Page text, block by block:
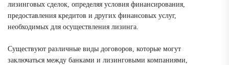
лизинговых сделок, определяя условия финансирования,
предоставления кредитов и других финансовых услуг,
необходимых для осуществления лизинга.
Существуют различные виды договоров, которые могут
заключаться между банками и лизинговыми компаниями,